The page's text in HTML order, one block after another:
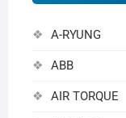
A-RYUNG
ABB
AIR TORQUE